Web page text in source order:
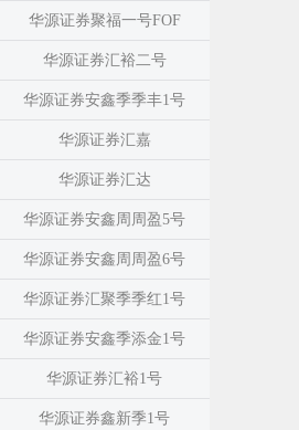
华源证券聚福一号FOF
华源证券汇裕二号
华源证券安鑫季季丰1号
华源证券汇嘉
华源证券汇达
华源证券安鑫周周盈5号
华源证券安鑫周周盈6号
华源证券汇聚季季红1号
华源证券安鑫季添金1号
华源证券汇裕1号
华源证券鑫新季1号